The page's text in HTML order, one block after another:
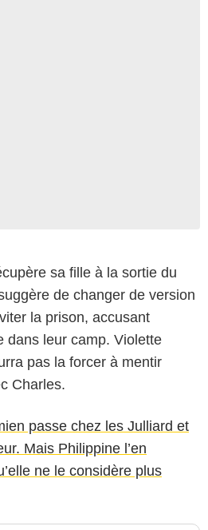
sa fille à la sortie du
de changer de version
la prison, accusant
dans leur camp. Violette
pas la forcer à mentir
Charles.
passe chez les Julliard et
Mais Philippine l’en
ne le considère plus